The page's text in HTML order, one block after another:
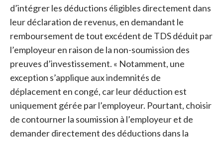
d’intégrer les déductions éligibles directement dans
leur déclaration de revenus, en demandant le
remboursement de tout excédent de TDS déduit par
l’employeur en raison de la non-soumission des
preuves d’investissement. « Notamment, une
exception s’applique aux indemnités de
déplacement en congé, car leur déduction est
uniquement gérée par l’employeur. Pourtant, choisir
de contourner la soumission à l’employeur et de
demander directement des déductions dans la